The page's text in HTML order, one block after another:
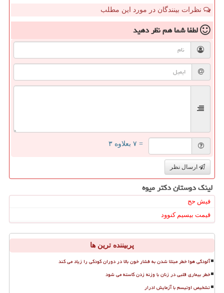
نظرات بینندگان در مورد این مطلب
لطفا شما همنظر دهید
= ۷ بعلاوه ۳
ارسال نظر
لینک دوستان دكتر میوه
فیش حج
قیمت بیسیم کنوود
پربیننده ترین ها
آلودگی هوا خطر مبتلا شدن به فشار خون بالا در دوران کودکی را زیاد می کند
خطر بیماری قلبی در زنان با وزنه زدن کاسته می شود
تشخیص اوتیسم با آزمایش ادرار